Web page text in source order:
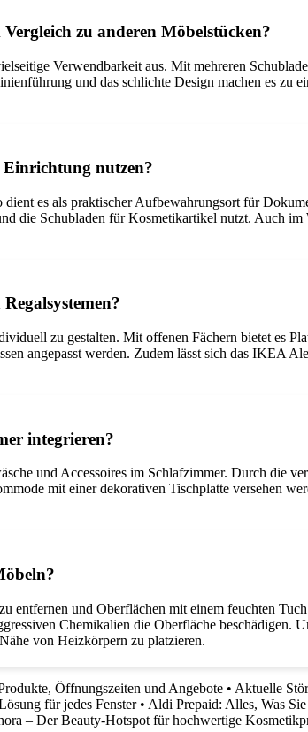
zu anderen Möbelstücken?
Verwendbarkeit aus. Mit mehreren
und das schlichte Design machen es zu
Einrichtung nutzen?
es als praktischer Aufbewahrungsort für
die Schubladen für Kosmetikartikel nutzt. Auch
zu gestalten. Mit offenen Fächern bietet es
angepasst werden. Zudem lässt sich das IKEA
integrieren?
und Accessoires im Schlafzimmer. Durch die
mit einer dekorativen Tischplatte versehen
und Oberflächen mit einem feuchten
Chemikalien die Oberfläche beschädigen.
von Heizkörpern zu platzieren.
Öffnungszeiten und Angebote • Aktuelle
für jedes Fenster• Aldi Prepaid: Alles, Was
– Der Beauty-Hotspot für hochwertige